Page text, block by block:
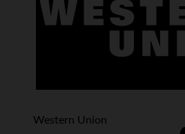
Western Union